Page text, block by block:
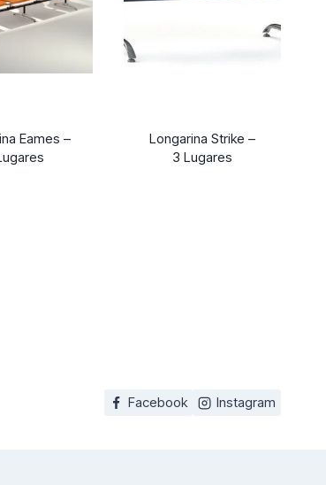
Eames –
Longarina Strike –
3 Lugares
Facebook Instagram